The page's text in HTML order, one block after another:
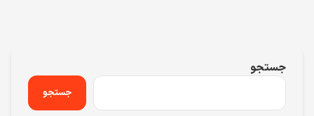
جستجو
جستجو